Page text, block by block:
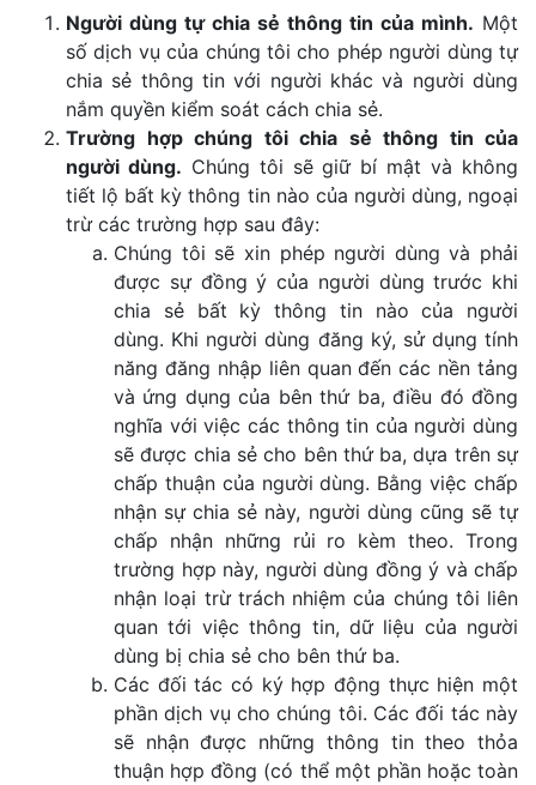
Người dùng tự chia sẻ thông tin của mình. Một
số dịch vụ của chúng tôi cho phép người dùng tự
chia sẻ thông tin với người khác và người dùng
nắm quyền kiểm soát cách chia sẻ.
Trường hợp chúng tôi chia sẻ thông tin của
người dùng. Chúng tôi sẽ giữ bí mật và không
tiết lộ bất kỳ thông tin nào của người dùng, ngoại
trừ các trường hợp sau đây:
Chúng tôi sẽ xin phép người dùng và phải
được sự đồng ý của người dùng trước khi
chia sẻ bất kỳ thông tin nào của người
dùng. Khi người dùng đăng ký, sử dụng tính
năng đăng nhập liên quan đến các nền tảng
và ứng dụng của bên thứ ba, điều đó đồng
nghĩa với việc các thông tin của người dùng
sẽ được chia sẻ cho bên thứ ba, dựa trên sự
chấp thuận của người dùng. Bằng việc chấp
nhận sự chia sẻ này, người dùng cũng sẽ tự
chấp nhận những rủi ro kèm theo. Trong
trường hợp này, người dùng đồng ý và chấp
nhận loại trừ trách nhiệm của chúng tôi liên
quan tới việc thông tin, dữ liệu của người
dùng bị chia sẻ cho bên thứ ba.
Các đối tác có ký hợp động thực hiện một
phần dịch vụ cho chúng tôi. Các đối tác này
sẽ nhận được những thông tin theo thỏa
thuận hợp đồng (có thể một phần hoặc toàn